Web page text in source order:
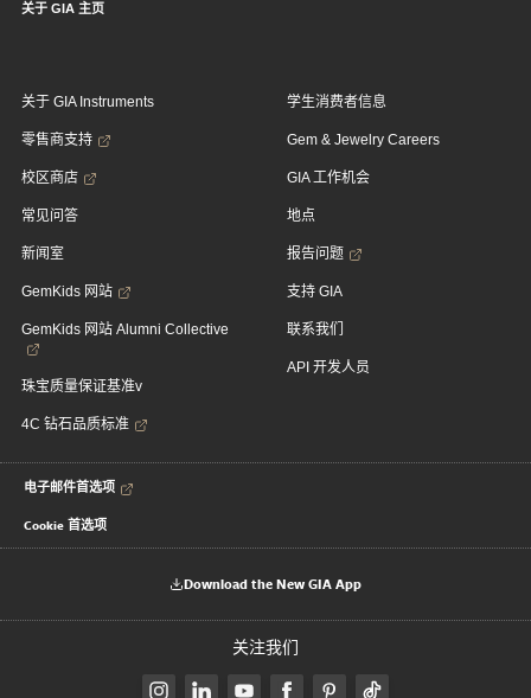
关于 GIA 主页
关于 GIA Instruments
零售商支持
校区商店
常见问答
新闻室
GemKids 网站
GemKids 网站 Alumni Collective
珠宝质量保证基准v
4C 钻石品质标准
学生消费者信息
Gem & Jewelry Careers
GIA 工作机会
地点
报告问题
支持 GIA
联系我们
API 开发人员
电子邮件首选项
Cookie 首选项
Download the New GIA App
关注我们